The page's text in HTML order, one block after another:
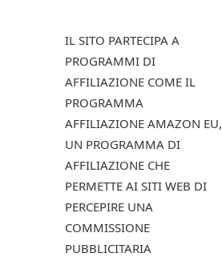
IL SITO PARTECIPA A
PROGRAMMI DI
AFFILIAZIONE COME IL
PROGRAMMA
AFFILIAZIONE AMAZON EU,
UN PROGRAMMA DI
AFFILIAZIONE CHE
PERMETTE AI SITI WEB DI
PERCEPIRE UNA
COMMISSIONE
PUBBLICITARIA